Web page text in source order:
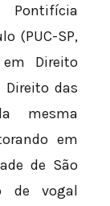
(PUC-SP,
Direito
Direito das
mesma
em
de São
de vogal